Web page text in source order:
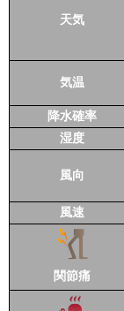
天気
気温
降水確率
湿度
風向
風速
関節痛